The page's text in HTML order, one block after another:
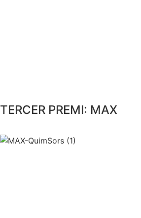
TERCER PREMI: MAX